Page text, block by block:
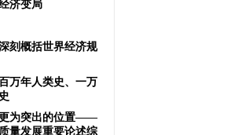
济变局
刻概括世界经济规
万年人类史、一万
更为突出的位置——
量发展重要论述综